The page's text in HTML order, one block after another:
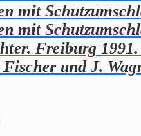
mit
mit
Freiburg
und J.